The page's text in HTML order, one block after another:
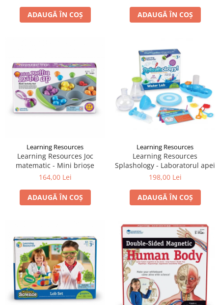
ADAUGĂ ÎN COȘ ADAUGĂ ÎN COȘ
Learning Resources
Learning Resources Joc
matematic - Mini brioşe
164,00 Lei
ADAUGĂ ÎN COȘ
Learning Resources
Learning Resources
Splashology - Laboratorul apei
198,00 Lei
ADAUGĂ ÎN COȘ